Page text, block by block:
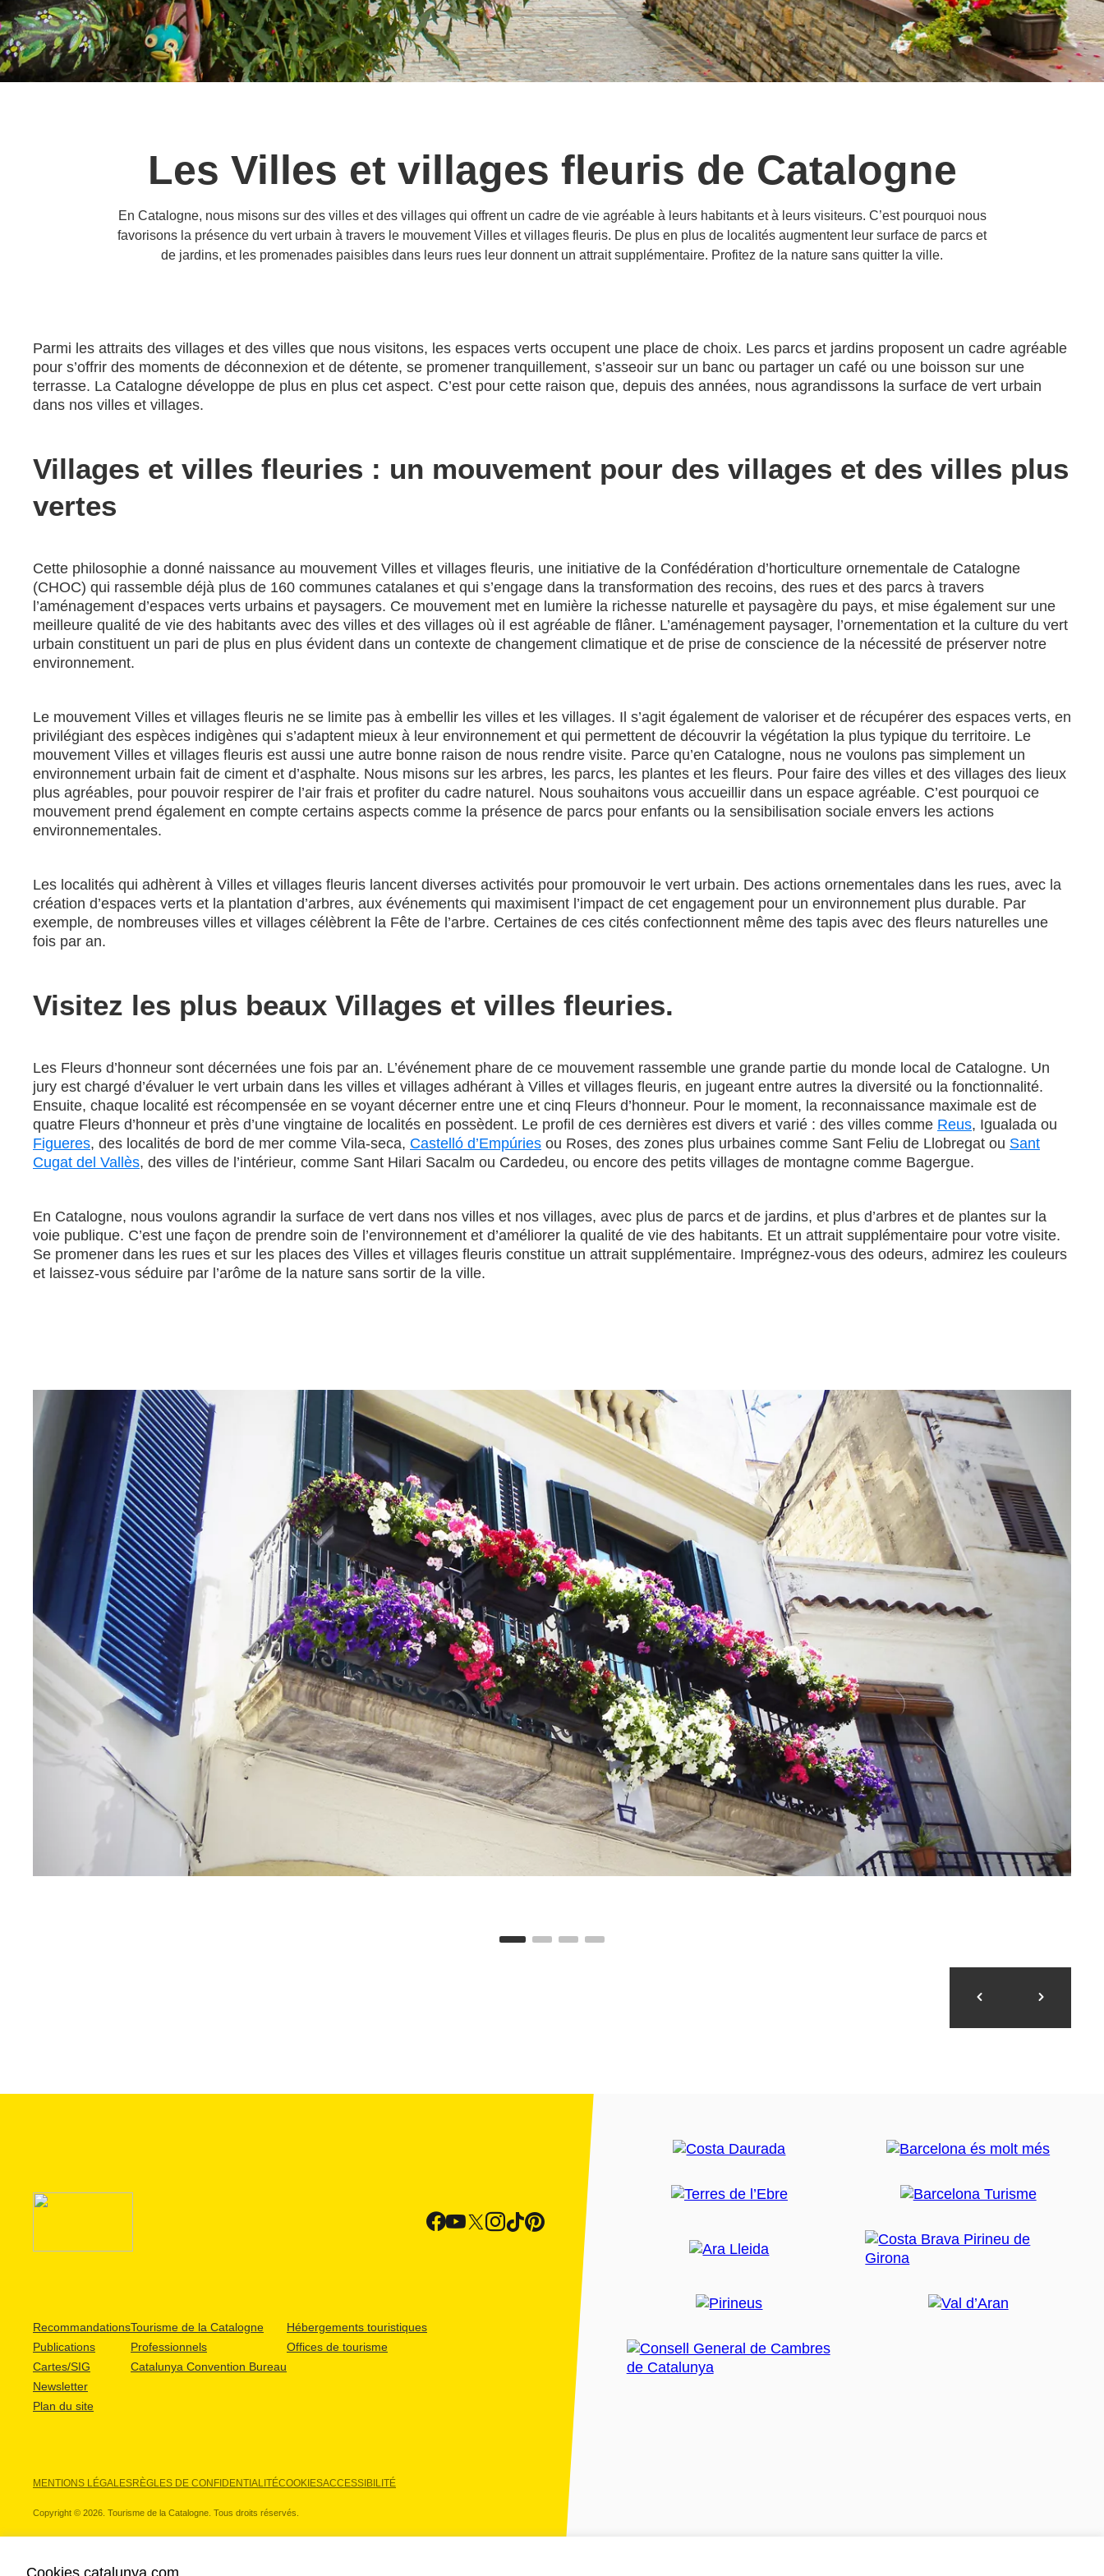
Les Villes et villages fleuris de Catalogne
En Catalogne, nous misons sur des villes et des villages qui offrent un cadre de vie agréable à leurs habitants et à leurs visiteurs. C’est pourquoi nous
favorisons la présence du vert urbain à travers le mouvement Villes et villages fleuris. De plus en plus de localités augmentent leur surface de parcs et
de jardins, et les promenades paisibles dans leurs rues leur donnent un attrait supplémentaire. Profitez de la nature sans quitter la ville.
Parmi les attraits des villages et des villes que nous visitons, les espaces verts occupent une place de choix. Les parcs et jardins proposent un cadre agréable
pour s’offrir des moments de déconnexion et de détente, se promener tranquillement, s’asseoir sur un banc ou partager un café ou une boisson sur une
terrasse. La Catalogne développe de plus en plus cet aspect. C’est pour cette raison que, depuis des années, nous agrandissons la surface de vert urbain
dans nos villes et villages.
Villages et villes fleuries : un mouvement pour des villages et des villes plus
vertes
Cette philosophie a donné naissance au mouvement Villes et villages fleuris, une initiative de la Confédération d’horticulture ornementale de Catalogne
(CHOC) qui rassemble déjà plus de 160 communes catalanes et qui s’engage dans la transformation des recoins, des rues et des parcs à travers
l’aménagement d’espaces verts urbains et paysagers. Ce mouvement met en lumière la richesse naturelle et paysagère du pays, et mise également sur une
meilleure qualité de vie des habitants avec des villes et des villages où il est agréable de flâner. L’aménagement paysager, l’ornementation et la culture du vert
urbain constituent un pari de plus en plus évident dans un contexte de changement climatique et de prise de conscience de la nécessité de préserver notre
environnement.
Le mouvement Villes et villages fleuris ne se limite pas à embellir les villes et les villages. Il s’agit également de valoriser et de récupérer des espaces verts, en
privilégiant des espèces indigènes qui s’adaptent mieux à leur environnement et qui permettent de découvrir la végétation la plus typique du territoire. Le
mouvement Villes et villages fleuris est aussi une autre bonne raison de nous rendre visite. Parce qu’en Catalogne, nous ne voulons pas simplement un
environnement urbain fait de ciment et d’asphalte. Nous misons sur les arbres, les parcs, les plantes et les fleurs. Pour faire des villes et des villages des lieux
plus agréables, pour pouvoir respirer de l’air frais et profiter du cadre naturel. Nous souhaitons vous accueillir dans un espace agréable. C’est pourquoi ce
mouvement prend également en compte certains aspects comme la présence de parcs pour enfants ou la sensibilisation sociale envers les actions
environnementales.
Les localités qui adhèrent à Villes et villages fleuris lancent diverses activités pour promouvoir le vert urbain. Des actions ornementales dans les rues, avec la
création d’espaces verts et la plantation d’arbres, aux événements qui maximisent l’impact de cet engagement pour un environnement plus durable. Par
exemple, de nombreuses villes et villages célèbrent la Fête de l’arbre. Certaines de ces cités confectionnent même des tapis avec des fleurs naturelles une
fois par an.
Visitez les plus beaux Villages et villes fleuries.
Les Fleurs d’honneur sont décernées une fois par an. L’événement phare de ce mouvement rassemble une grande partie du monde local de Catalogne. Un
jury est chargé d’évaluer le vert urbain dans les villes et villages adhérant à Villes et villages fleuris, en jugeant entre autres la diversité ou la fonctionnalité.
Ensuite, chaque localité est récompensée en se voyant décerner entre une et cinq Fleurs d’honneur. Pour le moment, la reconnaissance maximale est de
quatre Fleurs d’honneur et près d’une vingtaine de localités en possèdent. Le profil de ces dernières est divers et varié : des villes comme Reus, Igualada ou
Figueres, des localités de bord de mer comme Vila-seca, Castelló d’Empúries ou Roses, des zones plus urbaines comme Sant Feliu de Llobregat ou Sant
Cugat del Vallès, des villes de l’intérieur, comme Sant Hilari Sacalm ou Cardedeu, ou encore des petits villages de montagne comme Bagergue.
En Catalogne, nous voulons agrandir la surface de vert dans nos villes et nos villages, avec plus de parcs et de jardins, et plus d’arbres et de plantes sur la
voie publique. C’est une façon de prendre soin de l’environnement et d’améliorer la qualité de vie des habitants. Et un attrait supplémentaire pour votre visite.
Se promener dans les rues et sur les places des Villes et villages fleuris constitue un attrait supplémentaire. Imprégnez-vous des odeurs, admirez les couleurs
et laissez-vous séduire par l’arôme de la nature sans sortir de la ville.
Recommandations
Publications
Cartes/SIG
Newsletter
Plan du site
Tourisme de la Catalogne
Professionnels
Catalunya Convention Bureau
Hébergements touristiques
Offices de tourisme
MENTIONS LÉGALESRÈGLES DE CONFIDENTIALITÉCOOKIESACCESSIBILITÉ
Copyright © 2026. Tourisme de la Catalogne. Tous droits réservés.
Cookies catalunya.com